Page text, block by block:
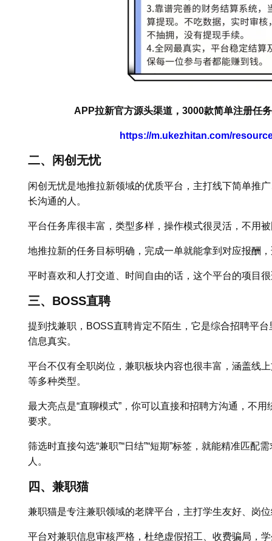
APP拉新官方源头渠道，3000款简单注册任
https://m.ukezhitan.com/
二、闲创无忧
闲创无忧是地推拉新领域的优质平台，主打线下简单推
长沟通的人。
平台任务库很丰富，类型多样，操作模式很灵活，不用
地推拉新的任务目标明确，完成一单就能拿到对应报酬
平时喜欢和人打交道、时间自由的话，这个平台的项目
三、BOSS直聘
提到找兼职，BOSS直聘肯定不陌生，它是综合招聘平
信息真实。
平台不仅有全职岗位，兼职板块内容也很丰富，涵盖线
等多种类型。
最大亮点是“直聊模式”，你可以直接和招聘方沟通，不
要求。
筛选时直接勾选“兼职”“日结”“短期”标签，就能精准匹
人。
四、兼职猫
兼职猫是专注兼职领域的老牌平台，主打学生友好、岗
平台对兼职信息审核严格，杜绝虚假招工、收费骗局，